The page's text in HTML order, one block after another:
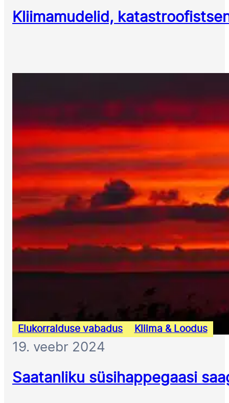
Kliimamudelid,
Elukorralduse vabadus Kliima & Loodus
19. veebr 2024
Saatanliku süsihappegaasi